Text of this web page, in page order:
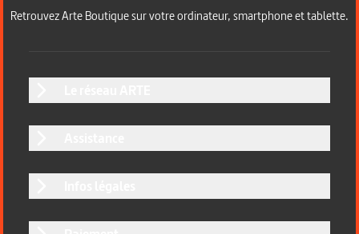
Retrouvez Arte Boutique sur votre ordinateur, smartphone et tablette.